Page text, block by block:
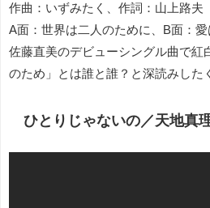
作曲：いずみたく、作詞：山上路夫
A面：世界は二人のために、B面：愛
佐藤直美のデビューシングル曲で紅
のため」とは誰と誰？と深読みした
ひとりじゃないの／天地真